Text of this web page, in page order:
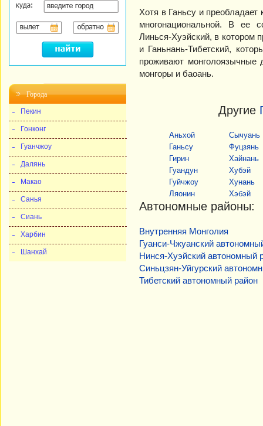
Хотя в Ганьсу и преобладает
многонациональной. В ее
Линься-Хуэйский, в котором
и Ганьнань-Тибетский,
проживают монголоязычные
монгоры и баоань.
Другие
Аньхой
Сычуань
Ганьсу
Фуцзянь
Гирин
Хайнань
Гуандун
Хубэй
Гуйчжоу
Хунань
Ляонин
Хэбэй
Автономные районы:
Внутренняя Монголия
Гуанси-Чжуанский
Нинся-Хуэйский автономный
Синьцзян-Уйгурский
Тибетский автономный район
Города
Пекин
Гонконг
Гуанчжоу
Далянь
Макао
Санья
Сиань
Харбин
Шанхай